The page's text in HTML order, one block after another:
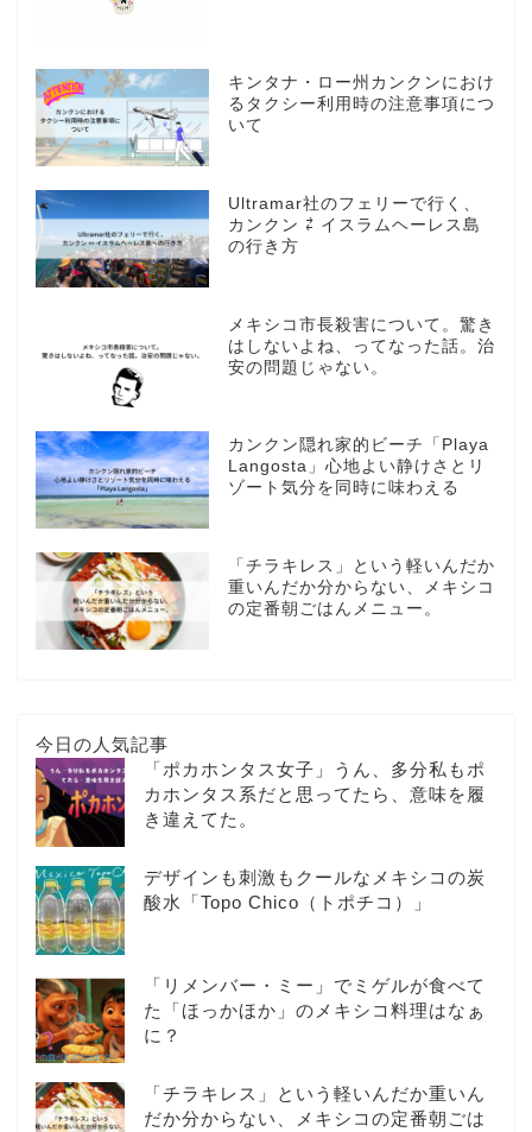
キンタナ・ロー州カンクンにおけ
るタクシー利用時の注意事項につ
いて
Ultramar社のフェリーで行く、
カンクン ⇄ イスラムヘーレス島
の行き方
メキシコ市長殺害について。驚き
はしないよね、ってなった話。治
安の問題じゃない。
カンクン隠れ家的ビーチ「Playa
Langosta」心地よい静けさとリ
ゾート気分を同時に味わえる
「チラキレス」という軽いんだか
重いんだか分からない、メキシコ
の定番朝ごはんメニュー。
今日の人気記事
「ポカホンタス女子」うん、多分私もポ
カホンタス系だと思ってたら、意味を履
き違えてた。
デザインも刺激もクールなメキシコの炭
酸水「Topo Chico（トポチコ）」
「リメンバー・ミー」でミゲルが食べて
た「ほっかほか」のメキシコ料理はなぁ
に？
「チラキレス」という軽いんだか重いん
だか分からない、メキシコの定番朝ごは